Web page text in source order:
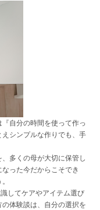
自分の時間を使って作っ
シンプルな作りでも、手
多くの母が大切に保管し
った今だからこそでき
してケアやアイテム選び
体験談は、自分の選択を